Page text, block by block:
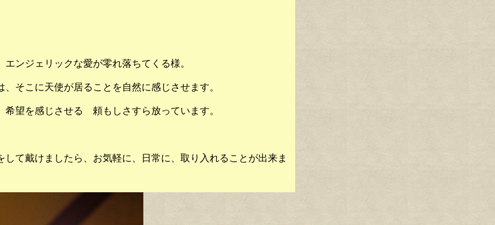
エンジェリックな愛が零れ落ちてくる様。
そこに天使が居ることを自然に感じさせます。
望を感じさせる 頼もしさすら放っています。
て戴けましたら、お気軽に、日常に、取り入れることが出来ま